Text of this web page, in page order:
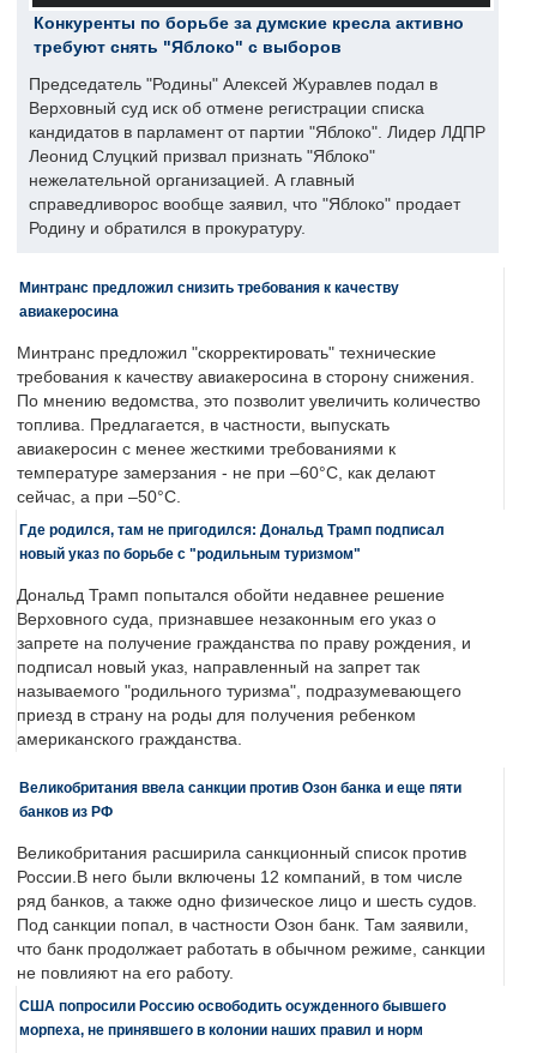
Конкуренты по борьбе за думские кресла активно
требуют снять "Яблоко" с выборов
Председатель "Родины" Алексей Журавлев подал в
Верховный суд иск об отмене регистрации списка
кандидатов в парламент от партии "Яблоко". Лидер ЛДПР
Леонид Слуцкий призвал признать "Яблоко"
нежелательной организацией. А главный
справедливорос вообще заявил, что "Яблоко" продает
Родину и обратился в прокуратуру.
Минтранс предложил снизить требования к качеству
авиакеросина
Минтранс предложил "скорректировать" технические
требования к качеству авиакеросина в сторону снижения.
По мнению ведомства, это позволит увеличить количество
топлива. Предлагается, в частности, выпускать
авиакеросин с менее жесткими требованиями к
температуре замерзания - не при –60°C, как делают
сейчас, а при –50°C.
Где родился, там не пригодился: Дональд Трамп подписал
новый указ по борьбе с "родильным туризмом"
Дональд Трамп попытался обойти недавнее решение
Верховного суда, признавшее незаконным его указ о
запрете на получение гражданства по праву рождения, и
подписал новый указ, направленный на запрет так
называемого "родильного туризма", подразумевающего
приезд в страну на роды для получения ребенком
американского гражданства.
Великобритания ввела санкции против Озон банка и еще пяти
банков из РФ
Великобритания расширила санкционный список против
России.В него были включены 12 компаний, в том числе
ряд банков, а также одно физическое лицо и шесть судов.
Под санкции попал, в частности Озон банк. Там заявили,
что банк продолжает работать в обычном режиме, санкции
не повлияют на его работу.
США попросили Россию освободить осужденного бывшего
морпеха, не принявшего в колонии наших правил и норм